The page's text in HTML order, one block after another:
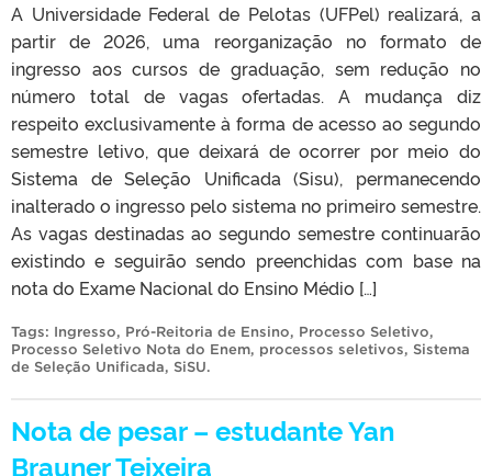
A Universidade Federal de Pelotas (UFPel) realizará, a
partir de 2026, uma reorganização no formato de
ingresso aos cursos de graduação, sem redução no
número total de vagas ofertadas. A mudança diz
respeito exclusivamente à forma de acesso ao segundo
semestre letivo, que deixará de ocorrer por meio do
Sistema de Seleção Unificada (Sisu), permanecendo
inalterado o ingresso pelo sistema no primeiro semestre.
As vagas destinadas ao segundo semestre continuarão
existindo e seguirão sendo preenchidas com base na
nota do Exame Nacional do Ensino Médio […]
Tags: Ingresso, Pró-Reitoria de Ensino, Processo Seletivo,
Processo Seletivo Nota do Enem, processos seletivos, Sistema
de Seleção Unificada, SiSU.
Nota de pesar – estudante Yan
Brauner Teixeira